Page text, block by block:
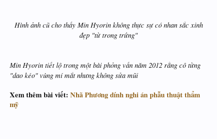
Hình ảnh cũ cho thấy Min Hyorin không thực sự có nhan sắc xinh
đẹp "từ trong trứng"
Min Hyorin tiết lộ trong một bài phỏng vấn năm 2012 rằng cô từng
"dao kéo" vùng mí mắt nhưng không sửa mũi
Xem thêm bài viết: Nhã Phương dính nghi án phẫu thuật thẩm
mỹ